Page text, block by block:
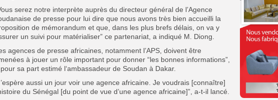
serez notre interprète auprès du directeur général de l’Agence
de presse pour lui dire que nous avons très bien accueilli la
de mémorandum et que, dans les plus brefs délais, on va y
un suivi pour matérialiser” ce partenariat, a indiqué M. Diong.
agences de presse africaines, notamment l’APS, doivent être
à jouer un rôle important pour donner “les bonnes informations”,
sa part estimé l‘ambassadeur de Soudan à Dakar.
aussi un jour voir une agence africaine. Je voudrais [connaître]
du Sénégal [du point de vue d’une agence africaine]”, a-t-il lancé.